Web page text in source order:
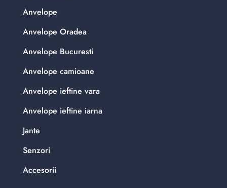
Anvelope
Anvelope Oradea
Anvelope Bucuresti
Anvelope camioane
Anvelope ieftine vara
Anvelope ieftine iarna
Jante
Senzori
Accesorii